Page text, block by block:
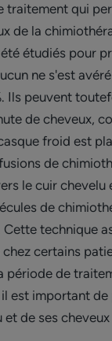
traitement qui
de la
étudiés pour
ne s'est
Ils peuvent
de cheveux,
froid est
de
le cuir chevelu
de
technique
certains
période de
est important de
de ses cheveux